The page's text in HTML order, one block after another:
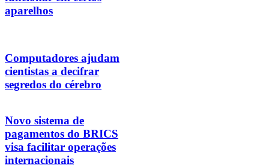
aparelhos
Computadores ajudam
cientistas a decifrar
segredos do cérebro
Novo sistema de
pagamentos do BRICS
visa facilitar operações
internacionais